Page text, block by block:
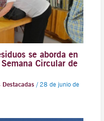
se aborda en
Circular de
Destacadas/ 28 de junio de